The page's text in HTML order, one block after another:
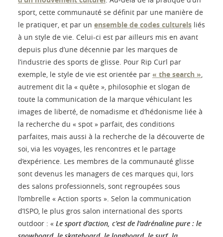
sport, cette communauté se définit par une manière de
le pratiquer, et par un ensemble de codes culturels liés
à un style de vie. Celui-ci est par ailleurs mis en avant
depuis plus d’une décennie par les marques de
l’industrie des sports de glisse. Pour Rip Curl par
exemple, le style de vie est orientée par « the search »,
autrement dit la « quête », philosophie et slogan de
toute la communication de la marque véhiculant les
images de liberté, de nomadisme et d’hédonisme liée à
la recherche du « spot » parfait, des conditions
parfaites, mais aussi à la recherche de la découverte de
soi, via les voyages, les rencontres et le partage
d’expérience. Les membres de la communauté glisse
sont devenus les managers de ces marques qui, lors
des salons professionnels, sont regroupées sous
l’ombrelle « Action sports ». Selon la communication
d’ISPO, le plus gros salon international des sports
outdoor : « Le sport d’action, c’est de l’adrénaline pure : le